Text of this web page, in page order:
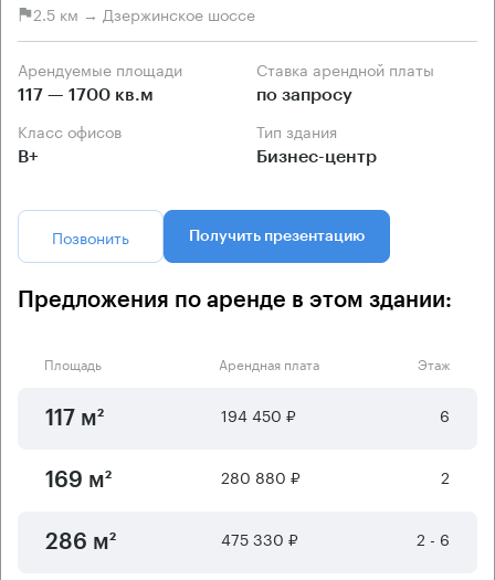
2.5 км → Дзержинское шоссе
Арендуемые площади
117 — 1700 кв.м
Ставка арендной платы
по запросу
Класс офисов
B+
Тип здания
Бизнес-центр
Позвонить Получить презентацию
Предложения по аренде в этом здании:
Площадь Арендная плата Этаж
117 м² 194 450 ₽ 6
169 м² 280 880 ₽ 2
286 м² 475 330 ₽ 2 - 6